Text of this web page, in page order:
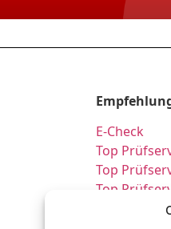
E-Check
Top
Top
Top
Prüfung